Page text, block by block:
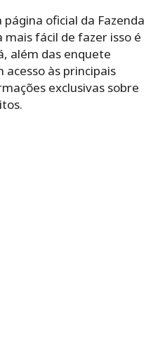
oficial da Fazenda
mais fácil de fazer isso é
além das enquete
às principais
exclusivas sobre